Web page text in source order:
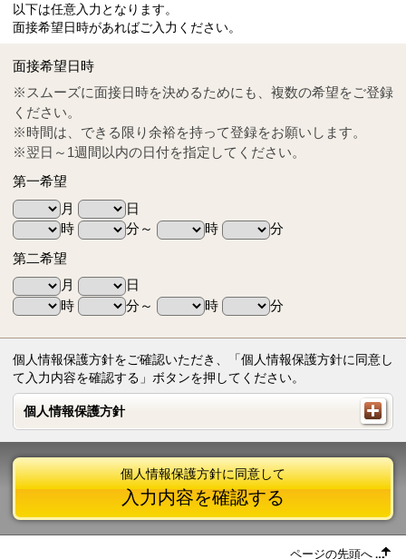
Tel
0570-55-0314
以下は任意入力となります。
面接希望日時があればご入力ください。
面接希望日時
※スムーズに面接日時を決めるためにも、複数の希望をご登録
ください。
※時間は、できる限り余裕を持って登録をお願いします。
※翌日～1週間以内の日付を指定してください。
第一希望
月
日
時
分～ 時
分
第二希望
月
日
時
分～ 時 分
個人情報保護方針をご確認いただき、「個人情報保護方針に同意し
て入力内容を確認する」ボタンを押してください。
個人情報保護方針
個人情報保護方針
個人情報保護方針に同意して
入力内容を確認する
ページの先頭へ